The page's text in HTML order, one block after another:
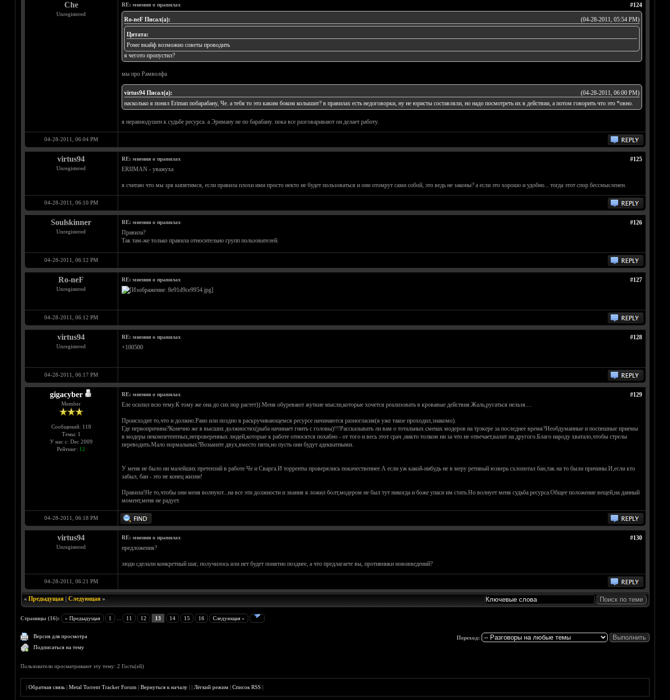
Che
Unregistered
#124
RE: мнения о правилах
(04-28-2011, 05:54 PM)
Ro-neF Писал(а):
Цитата:
Роме вкайф возможно советы проводить
я чегото пропустил?
мы про Рамволфа
(04-28-2011, 06:00 PM)
virtus94 Писал(а):
насколько я понял Eriman побарабану, Че. а тебя то это каким боком колышит? в правилах есть недоговорки, ну не юристы составляли, но надо посмотреть их в действии, а потом говорить что это *овно.
я неравнодушен к судьбе ресурса. а Эриману не по барабану. пока все разговаривают он делает работу.
04-28-2011, 06:04 PM
virtus94
Unregistered
#125
RE: мнения о правилах
ERIIMAN - уважуха
я считаю что мы зря кипятимся, если правила плохи ими просто некто не будет пользоваться и они отомрут сами собой, это ведь не законы? а если это хорошо и удобно... тогда этот спор бессмысленен.
04-28-2011, 06:10 PM
Soulskinner
Unregistered
#126
RE: мнения о правилах
Правила?
Так там-же только правила относительно групп пользователей.
04-28-2011, 06:12 PM
Ro-neF
Unregistered
#127
RE: мнения о правилах
04-28-2011, 06:12 PM
virtus94
Unregistered
#128
RE: мнения о правилах
+100500
04-28-2011, 06:17 PM
gigacyber
Member
Сообщений: 118
Темы: 1
У нас с: Dec 2009
Рейтинг: 12
#129
RE: мнения о правилах
Еле осилил всю тему.К тому же она до сих пор растет)).Меня обуревают жуткие мысли,которые хочется реализовать в кровавые действия.Жаль,ругаться нельзя....
Происходит то,что и должно.Рано или поздно в раскручивающемся ресурсе начинаются разногласия(я уже такое проходил,знакомо).
Где первопричина?Конечно же в высших должностях(рыба начинает гнить с головы)!!!Рассказывать ли вам о тотальных сменах модеров на трэкере за последнее время?Необдуманные и поспешные приемы
в модеры некомпетентных,непроверенных людей,которые к работе относятся похабно - от того и весь этот срач ,никто толком ни за что не отвечает,валит на другого.Благо народу хватало,чтобы стрелы
переводить.Мало нормальных?Возьмите двух,вместо пяти,но пусть они будут адекватными.
У меня не было ни малейших претензий в работе Че и Сварга.И торренты проверялись покачественнее.А если уж какой-нибудь не в меру ретивый юзверь схлопотал бан,так на то были причины.И,если кто
забыл, бан - это не конец жизни!
Правила!Не то,чтобы они меня волнуют...на все эти должности и звания я ложил болт,модером не был тут никогда и боже упаси им стать.Но волнует меня судьба ресурса.Общее положение вещей,на данный
момент,меня не радует.
04-28-2011, 06:18 PM
virtus94
Unregistered
#130
RE: мнения о правилах
предложения?
люди сделали конкретный шаг, получилось или нет будет понятно позднее, а что предлагаете вы, противники нововведений?
04-28-2011, 06:21 PM
« Предыдущая| Следующая»
Страницы (16): « Предыдущая 1 11 12 13 14 15 16 Следующая »
Версия для просмотра
Подписаться на тему
Переход:
Пользователи просматривают эту тему: 2 Гость(ей)
|Обратная связь |Metal Torrent Tracker Forum |Вернуться к началу ||Лёгкий режим |Список RSS |